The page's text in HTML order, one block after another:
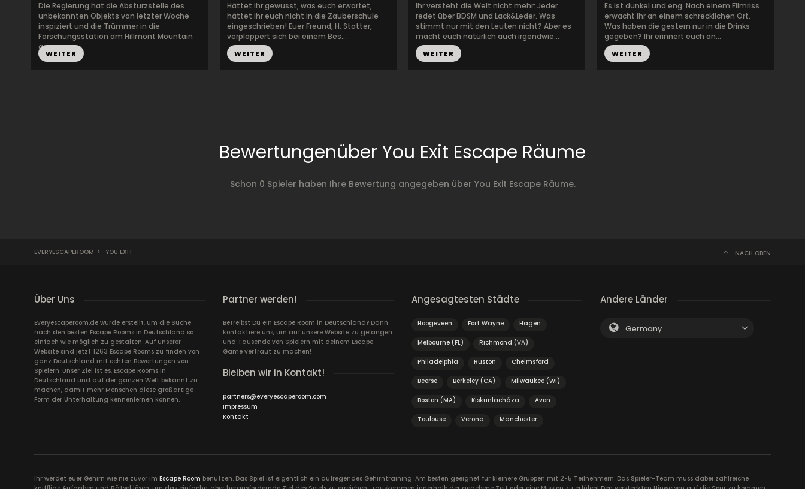
Die Regierung hat die Absturzstelle des
unbekannten Objekts von letzter Woche
inspiziert und die Trümmer in die
Forschungsstation am Hillmont Mountain
g...
WEITER
Hättet ihr gewusst, was euch erwartet,
hättet ihr euch nicht in die Zauberschule
eingeschrieben! Euer Freund, H. Stotter,
verplappert sich bei einem Bes...
WEITER
Ihr versteht die Welt nicht mehr: Jeder
redet über BDSM und Lack&Leder. Was
stimmt nur mit den Leuten nicht? Aber es
macht euch natürlich auch irgendwie...
WEITER
Es ist dunkel und eng. Nach einem Filmriss
erwacht ihr an einem schrecklichen Ort.
Was haben die gestern nur in die Drinks
gegeben? Ihr erinnert euch an...
WEITER
Bewertungenüber You Exit Escape Räume
Schon 0 Spieler haben Ihre Bewertung angegeben über You Exit Escape Räume.
EVERYESCAPEROOM > YOU EXIT NACH OBEN
Über Uns
Everyescaperoom.de wurde erstellt, um die Suche
nach den besten Escape Rooms in Deutschland so
einfach wie möglich zu gestalten. Auf unserer
Website sind jetzt 1263 Escape Rooms zu finden von
ganz Deutschland mit echten Bewertungen von
Spielern. Unser Ziel ist es, Escape Rooms in
Deutschland und auf der ganzen Welt bekannt zu
machen, damit mehr Menschen diese großartige
Form der Unterhaltung kennenlernen können.
Partner werden!
Betreibst Du ein Escape Room in Deutschland? Dann
kontaktiere uns, um auf unsere Website zu gelangen
und Tausende von Spielern mit deinem Escape
Game vertraut zu machen!
Bleiben wir in Kontakt!
partners@everyescaperoom.com
Impressum
Kontakt
Angesagtesten Städte
Hoogeveen Fort Wayne Hagen
Melbourne (FL) Richmond (VA)
Philadelphia Ruston Chelmsford
Beerse Berkeley (CA) Milwaukee (WI)
Boston (MA) Kiskunlacháza Avon
Toulouse Verona Manchester
Andere Länder
Germany
Ihr werdet euer Gehirn wie nie zuvor im Escape Room benutzen. Das Spiel ist eigentlich ein aufregendes Gehirntraining. Am besten geeignet für kleinere Gruppen mit 2-5 Teilnehmern. Das Spieler-Team muss dabei zahlreiche